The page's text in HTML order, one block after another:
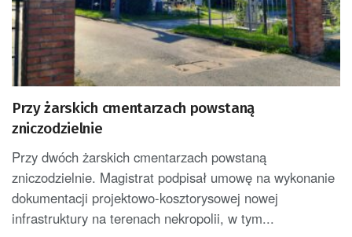
Przy żarskich cmentarzach powstaną
zniczodzielnie
Przy dwóch żarskich cmentarzach powstaną
zniczodzielnie. Magistrat podpisał umowę na wykonanie
dokumentacji projektowo-kosztorysowej nowej
infrastruktury na terenach nekropolii, w tym...